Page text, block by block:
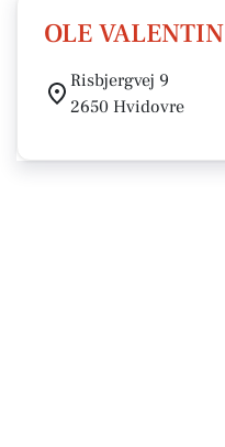
OLE VALENTIN
Risbjergvej 9
2650 Hvidovre